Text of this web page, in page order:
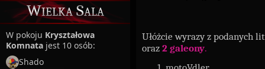
Wielka Sala
W pokoju Kryształowa
Komnata jest 10 osób:
Shado
Ułóżcie wyrazy z podanych
oraz 2 galeony.